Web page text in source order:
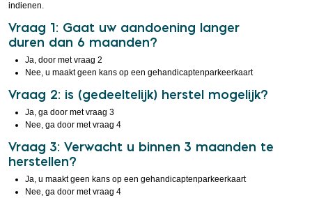
indienen.
Vraag 1: Gaat uw aandoening langer
duren dan 6 maanden?
Ja, door met vraag 2
Nee, u maakt geen kans op een gehandicaptenparkeerkaart
Vraag 2: is (gedeeltelijk) herstel mogelijk?
Ja, ga door met vraag 3
Nee, ga door met vraag 4
Vraag 3: Verwacht u binnen 3 maanden te
herstellen?
Ja, u maakt geen kans op een gehandicaptenparkeerkaart
Nee, ga door met vraag 4